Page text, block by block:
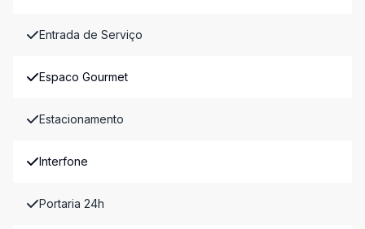
Entrada de Serviço
Espaco Gourmet
Estacionamento
Interfone
Portaria 24h